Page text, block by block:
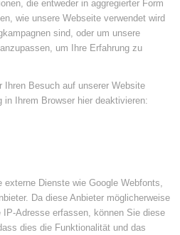
die entweder in aggregierter Form
wie unsere Webseite verwendet wird
sind, oder um unsere
um Ihre Erfahrung zu
Besuch auf unserer Website
Ihrem Browser hier deaktivieren:
Dienste wie Google Webfonts,
Da diese Anbieter möglicherweise
IP-Adresse erfassen, können Sie diese
dies die Funktionalität und das